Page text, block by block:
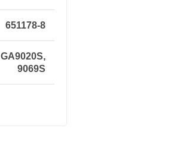
651178-8
GA9020S,
9069S